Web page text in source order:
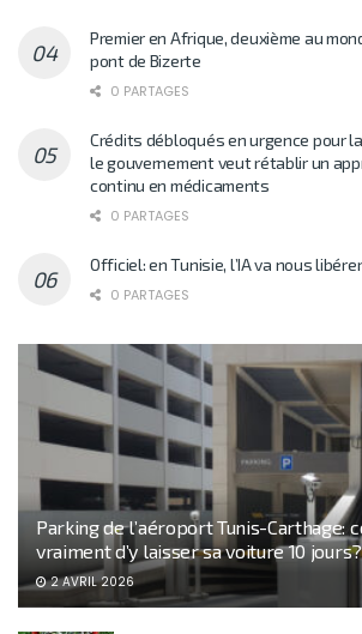
Premier en Afrique, deuxième au
pont de Bizerte
0 PARTAGES
Crédits débloqués en urgence pour
le gouvernement veut rétablir un
continu en médicaments
0 PARTAGES
Officiel: en Tunisie, l’IA va nous
0 PARTAGES
Parking de l’aéroport Tunis-Carthage:
vraiment d’y laisser sa voiture 10 jours?
2 AVRIL 2026